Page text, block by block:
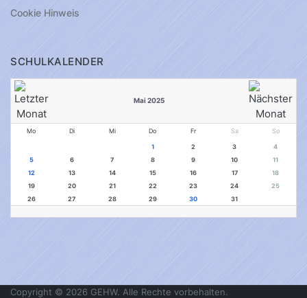
Cookie Hinweis
SCHULKALENDER
Mai 2025
Mo Di Mi Do Fr Sa So
1 2 3
4
5
6 7 8 9 10
11
12
13 14 15 16 17
18
19
20 21 22 23 24
25
26
27 28 29 30 31
Copyright © 2026 GEHW. Alle Rechte vorbehalten.